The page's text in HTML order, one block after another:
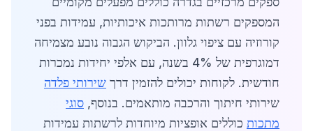
המספקים רשתות מרותכות איכותיות, עמידות בפני
קורוזיה עם ציפוי גלוון. הביקוש הגבוה נובע מצמיחה
דמוגרפית של 4% בשנה, עם אלפי יחידות נמכרות
חודשית. לקוחות יכולים להזמין דרך שירותי פלדה
שירותי חיתוך והרכבה מותאמים. בנוסף, סוגי
מתכות כוללים אופציות מיוחדות לרשתות עמידות